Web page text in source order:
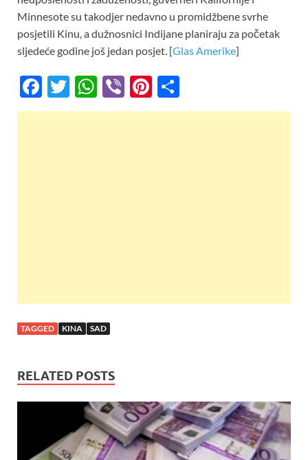
Minnesote su takodjer nedavno u promidžbene svrhe
posjetili Kinu, a dužnosnici Indijane planiraju za početak
sljedeće godine još jedan posjet. [Glas Amerike]
F
ac
T
w
W
h
Vi
b
Pi
nt h
TAGGED KINA SAD
RELATED POSTS